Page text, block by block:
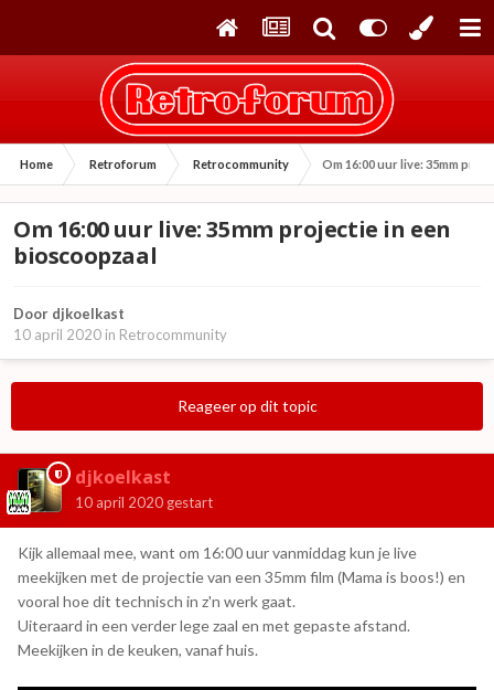
Home Retroforum Retrocommunity Om 16:00 uur live: 35mm
Om 16:00 uur live: 35mm projectie in een
bioscoopzaal
Door djkoelkast
10 april 2020 in Retrocommunity
Reageer op dit topic
djkoelkast
10 april 2020 gestart
Kijk allemaal mee, want om 16:00 uur vanmiddag kun je live
meekijken met de projectie van een 35mm film (Mama is boos!) en
vooral hoe dit technisch in z'n werk gaat.
Uiteraard in een verder lege zaal en met gepaste afstand.
Meekijken in de keuken, vanaf huis.